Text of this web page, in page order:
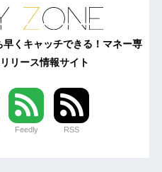
くキャッチできる！マネー専
リース情報サイト
Feedly RSS